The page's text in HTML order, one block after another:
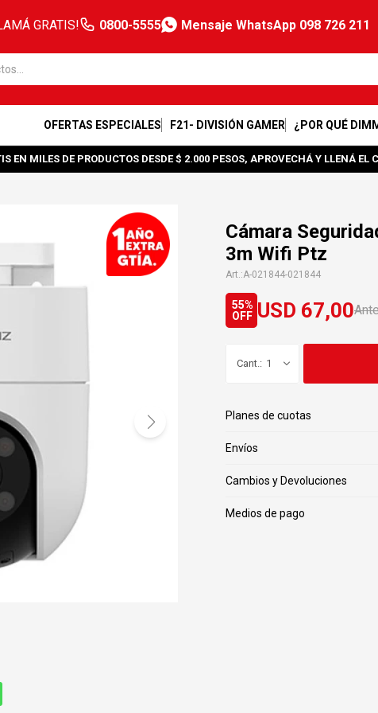
GRATIS! 0800-5555 Mensaje WhatsApp 098 726 211
OFERTAS ESPECIALES F21- DIVISIÓN GAMER ¿POR QUÉ
EN MILES DE PRODUCTOS DESDE $ 2.000 PESOS, APROVECHÁ Y LLENÁ EL
Cámara
3m Wifi Ptz
A-021844-021844
USD 67,00
55
1
Planes de cuotas
Envíos
Cambios y Devoluciones
Medios de pago